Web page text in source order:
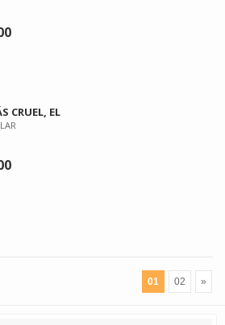
CRUEL, EL
01 02 »